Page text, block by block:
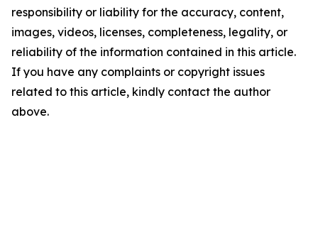
responsibility or liability for the accuracy, content,
images, videos, licenses, completeness, legality, or
reliability of the information contained in this article.
If you have any complaints or copyright issues
related to this article, kindly contact the author
above.